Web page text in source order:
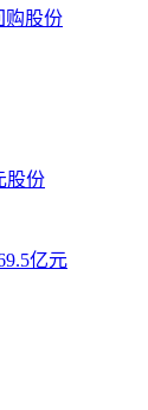
购股份
股份
亿元